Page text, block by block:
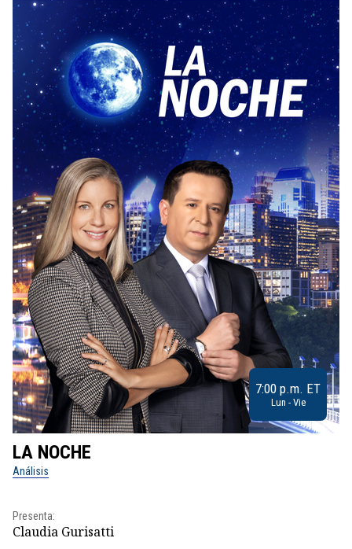
7:00 p.m. ET
Lun - Vie
LA NOCHE
Análisis
Presenta:
Claudia Gurisatti